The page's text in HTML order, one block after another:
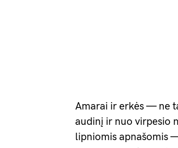
Amarai ir erkės — ne
audinį ir nuo virpesio
lipniomis apnašomis